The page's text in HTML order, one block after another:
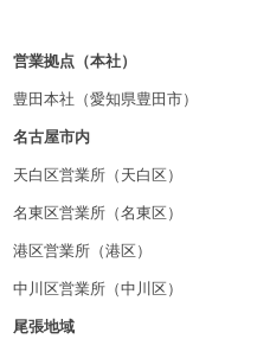
営業拠点（本社）
豊田本社（愛知県豊田市）
名古屋市内
天白区営業所（天白区）
名東区営業所（名東区）
港区営業所（港区）
中川区営業所（中川区）
尾張地域